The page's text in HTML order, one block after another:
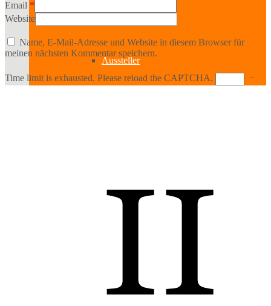
Aussteller
Literatur & Film
Email *
Website
Name, E-Mail-Adresse und Website in diesem Browser für
meinen nächsten Kommentar speichern.
Time limit is exhausted. Please reload the CAPTCHA. −